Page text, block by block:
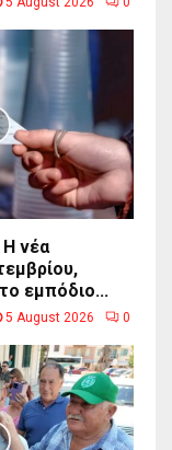
Η νέα
εμπόδιο...
5 August 2026 0